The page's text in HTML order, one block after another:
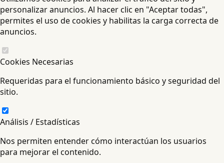
personalizar anuncios. Al hacer clic en "Aceptar todas",
permites el uso de cookies y habilitas la carga correcta de
anuncios.
Cookies Necesarias
Requeridas para el funcionamiento básico y seguridad del
sitio.
Análisis / Estadísticas
Nos permiten entender cómo interactúan los usuarios
para mejorar el contenido.